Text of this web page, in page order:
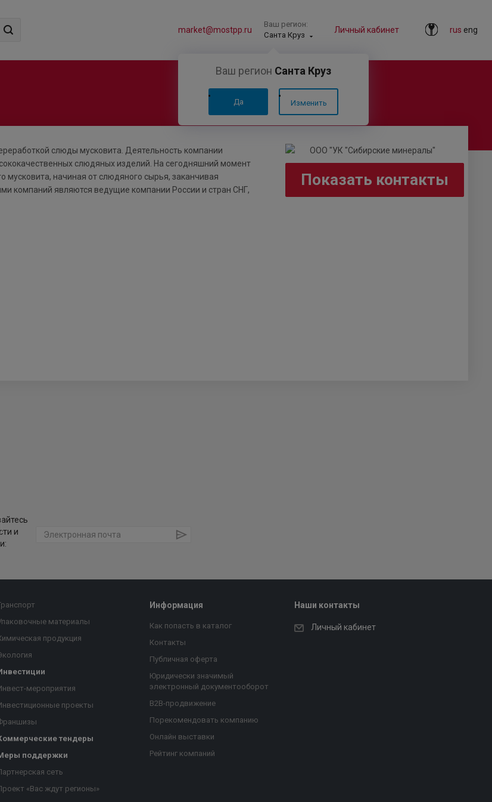
rus eng
Личный кабинет
Ваш регион:
Санта Круз
Ваш регион Санта Круз
Да Изменить
market@mostpp.ru
Показать контакты
слюды мусковита. Деятельность компании
слюдяных изделий. На сегодняшний момент
мусковита, начиная от слюдяного сырья, заканчивая
компаний являются ведущие компании России и стран СНГ,
и
материалы
продукция
мероприятия
проекты
тендеры
поддержки
сеть
«Вас ждут регионы»
Информация
Как попасть в каталог
Контакты
Публичная оферта
Юридически значимый
электронный документооборот
B2B-продвижение
Порекомендовать компанию
Онлайн выставки
Рейтинг компаний
Наши контакты
Личный кабинет